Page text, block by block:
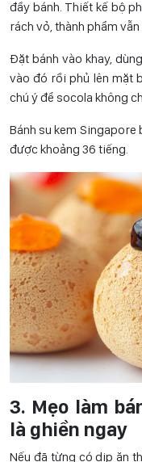
đầy bánh. Thiết kế bộ
rách vỏ, thành phẩm vẫn
Đặt bánh vào khay,
vào đó rồi phủ lên mặt
chú ý để socola không
Bánh su kem Singapore
được khoảng 36 tiếng.
3. Mẹo làm
là ghiền ngay
Nếu đã từng có dịp ăn